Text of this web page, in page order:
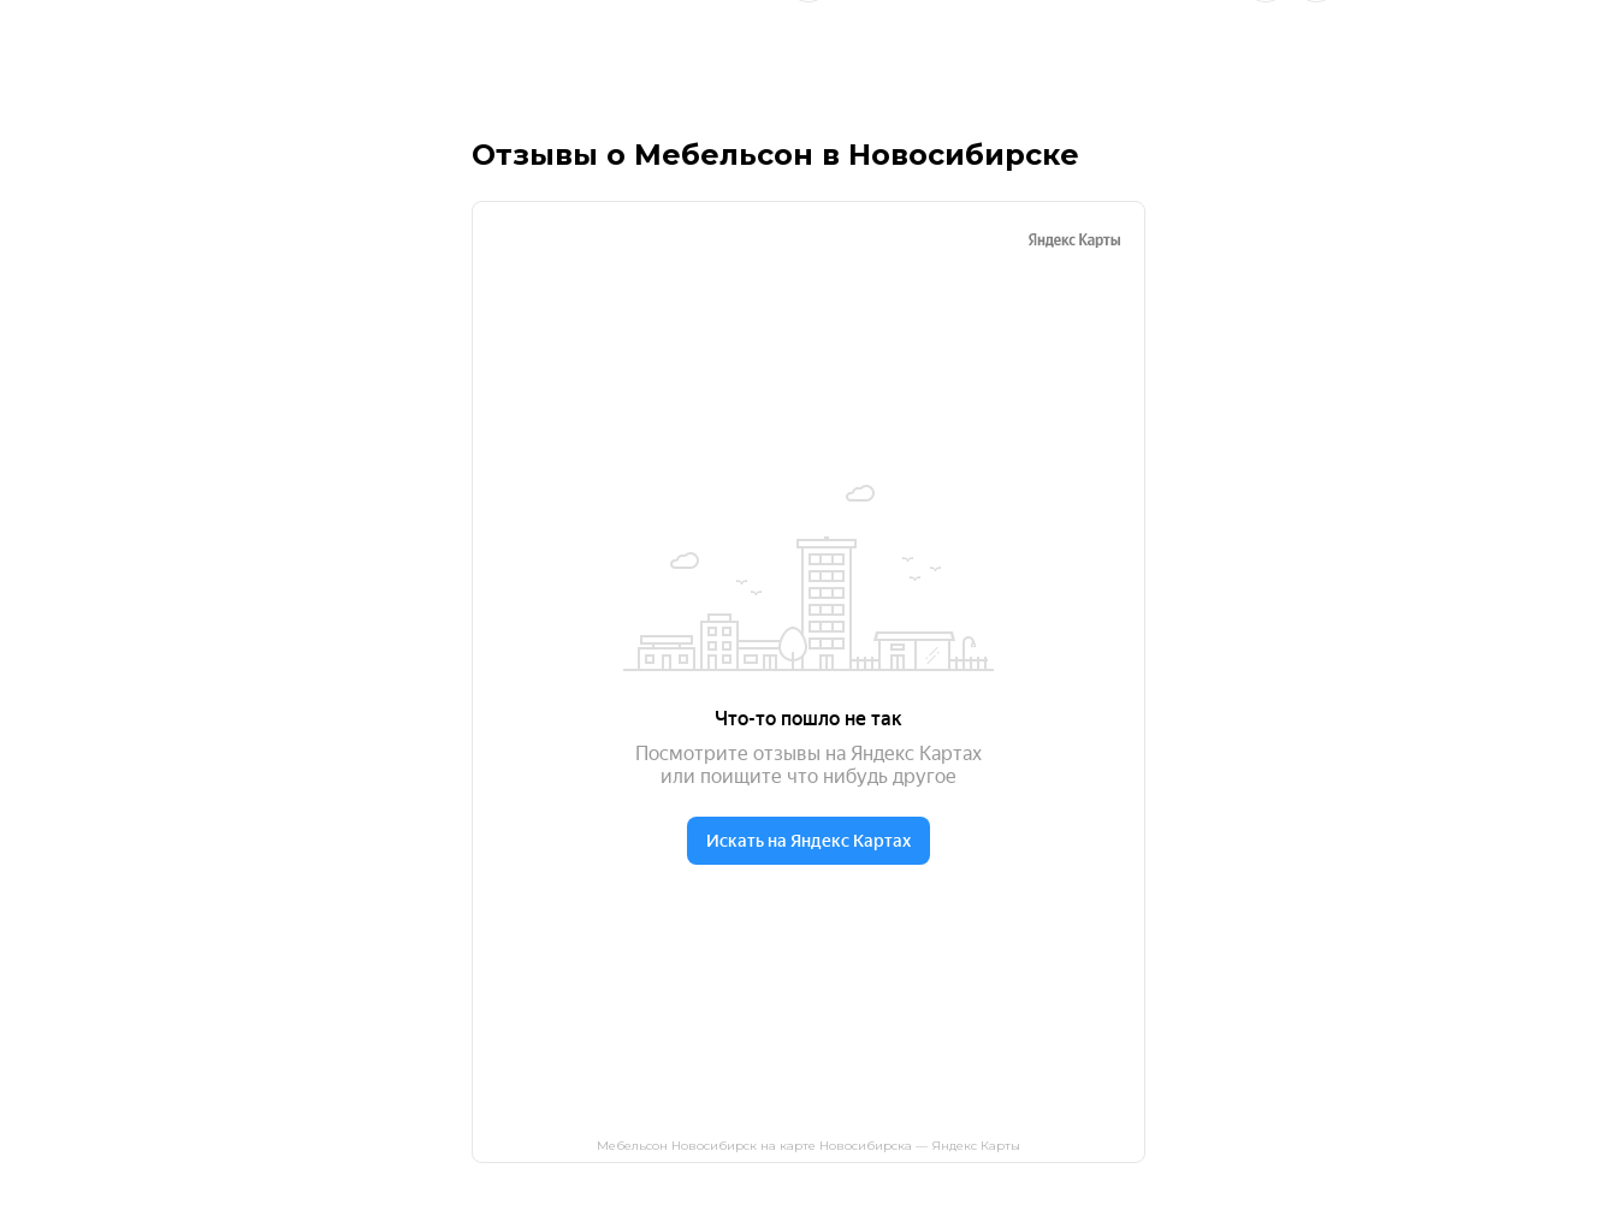
Отзывы о Мебельсон в Новосибирске
Мебельсон Новосибирск на карте Новосибирска — Яндекс Карты